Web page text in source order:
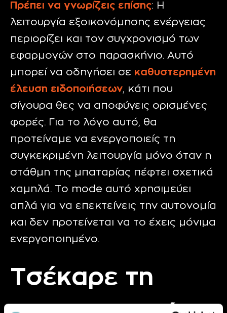
Πρέπει να γνωρίζεις επίσης: Η
λειτουργία εξοικονόμησης ενέργειας
περιορίζει και τον συγχρονισμό των
εφαρμογώνστο παρασκήνιο. Αυτό
μπορεί να οδηγήσει σε καθυστερημένη
έλευση ειδοποιήσεων, κάτι που
σίγουρα θες να αποφύγεις ορισμένες
φορές. Για το λόγο αυτό, θα
προτείναμε να ενεργοποιείς τη
συγκεκριμένη λειτουργία μόνο όταν η
στάθμη της μπαταρίας πέφτει σχετικά
χαμηλά. Το mode αυτό χρησιμεύει
απλά για να επεκτείνεις την αυτονομία
και δεν προτείνεται να το έχεις μόνιμα
ενεργοποιημένο.
Τσέκαρε τη